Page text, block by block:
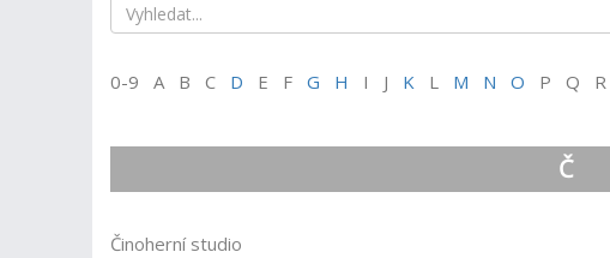
0-9 A B C D E F G H I J K L M N O P Q R
Č
Činoherní studio